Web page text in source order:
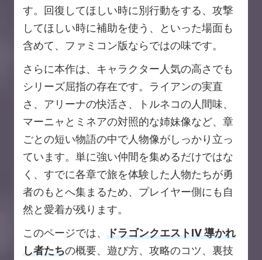
す。回復してほしい時に別行動をする、攻撃
してほしい時に補助を使う、といった場面も
含めて、ファミコン版ならではの味です。
さらに本作は、キャラクター人気の高さでも
シリーズ屈指の存在です。ライアンの実直
さ、アリーナの快活さ、トルネコの人間味、
マーニャとミネアの対照的な姉妹像など、章
ごとの短い物語の中で人物像がしっかり立っ
ています。単に強い仲間を集めるだけではな
く、すでに各章で旅を体験した人物たちが勇
者のもとへ集まるため、プレイヤー側にも自
然と愛着が残ります。
このページでは、 ドラゴンクエストIV 導かれ
し者たちの概要、遊び方、攻略のコツ、裏技